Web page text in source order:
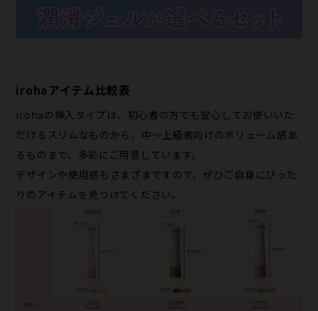
irohaアイテム比較表
irohaの挿入タイプは、初心者の方でも安心してお使いいた
だけるスリムなものから、中〜上級者向けのボリューム感あ
るものまで、多彩にご用意しています。
デザインや使用感もさまざまですので、ぜひご自身にぴった
りのアイテムを見つけてください。